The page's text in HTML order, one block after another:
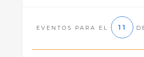
EVENTOS PARA EL 11